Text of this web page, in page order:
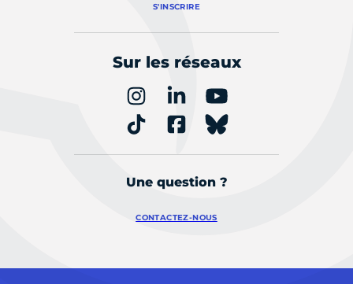
S'INSCRIRE
Sur les réseaux
Une question ?
CONTACTEZ-NOUS